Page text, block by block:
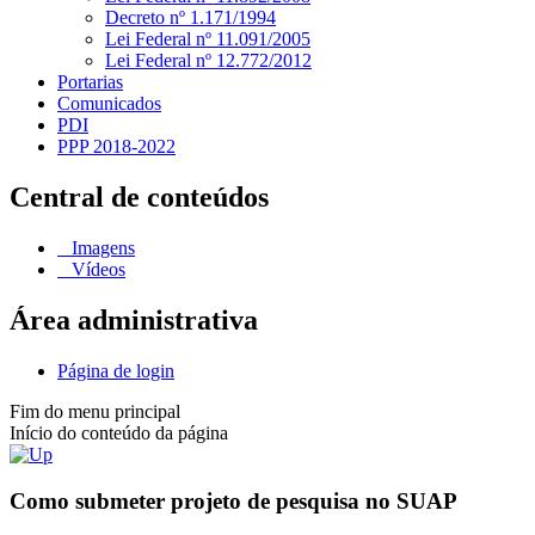
Decreto nº 1.171/1994
Lei Federal nº 11.091/2005
Lei Federal nº 12.772/2012
Portarias
Comunicados
PDI
PPP 2018-2022
Central de conteúdos
Imagens
Vídeos
Área administrativa
Página de login
Fim do menu principal
Início do conteúdo da página
Como submeter projeto de pesquisa no SUAP